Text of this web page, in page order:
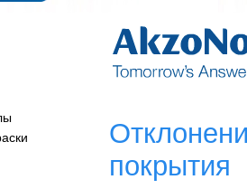
покрытия